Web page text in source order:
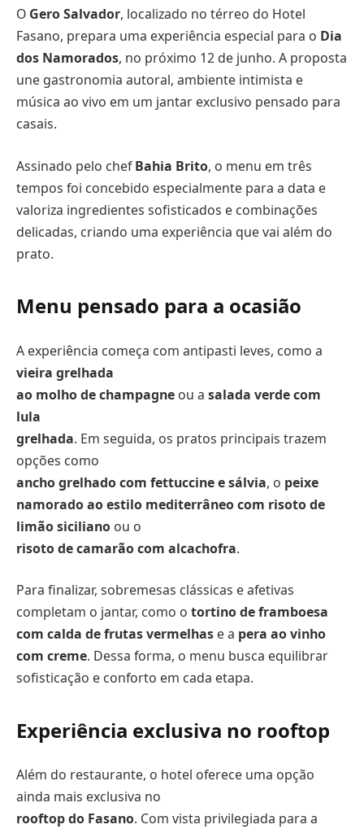
O Gero Salvador, localizado no térreo do Hotel
Fasano, prepara uma experiência especial para o Dia
dos Namorados, no próximo 12 de junho. A proposta
une gastronomia autoral, ambiente intimista e
música ao vivo em um jantar exclusivo pensado para
casais.
Assinado pelo chefBahia Brito, o menu em três
tempos foi concebido especialmente para a data e
valoriza ingredientes sofisticados e combinações
delicadas, criando uma experiência que vai além do
prato.
Menu pensado para a ocasião
A experiência começa com antipasti leves, como a
vieira grelhada
ao molho de champagne ou a salada verde com
lula
grelhada. Em seguida, os pratos principais trazem
opções como
ancho grelhado com fettuccine e sálvia, o peixe
namorado ao estilo mediterrâneo com risoto de
limão siciliano ou o
risoto de camarão com alcachofra.
Para finalizar, sobremesas clássicas e afetivas
completam o jantar, como o tortino de framboesa
com calda de frutas vermelhas e a pera ao vinho
com creme. Dessa forma, o menu busca equilibrar
sofisticação e conforto em cada etapa.
Experiência exclusiva no rooftop
Além do restaurante, o hotel oferece uma opção
ainda mais exclusiva no
rooftop do Fasano. Com vista privilegiada para a